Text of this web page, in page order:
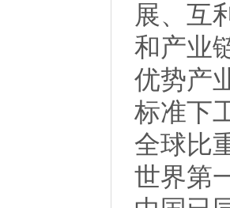
展、互
和产业
优势产
标准下
全球比
世界第